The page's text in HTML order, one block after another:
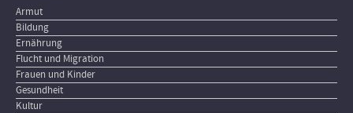
Armut
Bildung
Ernährung
Flucht und Migration
Frauen und Kinder
Gesundheit
Kultur